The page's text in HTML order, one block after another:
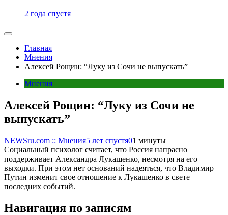
2 года спустя
Главная
Мнения
Алексей Рощин: “Луку из Сочи не выпускать”
Мнения
Алексей Рощин: “Луку из Сочи не
выпускать”
NEWSru.com :: Мнения5 лет спустя01 минуты
Социальный психолог считает, что Россия напрасно
поддерживает Александра Лукашенко, несмотря на его
выходки. При этом нет оснований надеяться, что Владимир
Путин изменит свое отношение к Лукашенко в свете
последних событий.
Навигация по записям